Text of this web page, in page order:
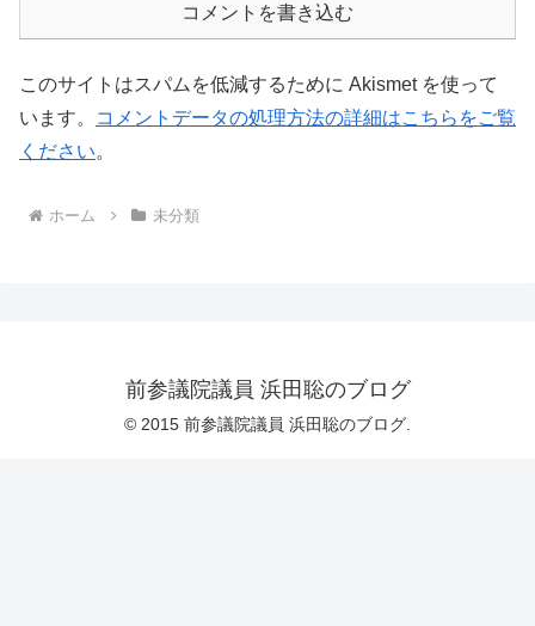
コメントを書き込む
このサイトはスパムを低減するために Akismet を使って
います。
コメントデータの処理方法の詳細はこちらをご覧
ください。
ホーム 未分類
前参議院議員 浜田聡のブログ
© 2015 前参議院議員 浜田聡のブログ.